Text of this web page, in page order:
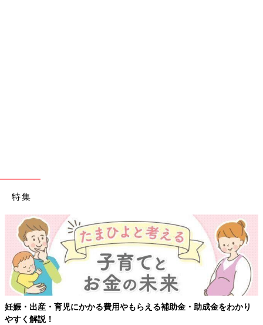
特集
妊娠・出産・育児にかかる費用やもらえる補助金・助成金をわかり
やすく解説！